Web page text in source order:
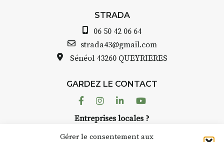
Gérer le consentement aux
STRADA
06 50 42 06 64
strada43@gmail.com
Sénéol 43260 QUEYRIERES
GARDEZ LE CONTACT
FacebookInstagram
LinkedinYoutube
Entreprises locales ?